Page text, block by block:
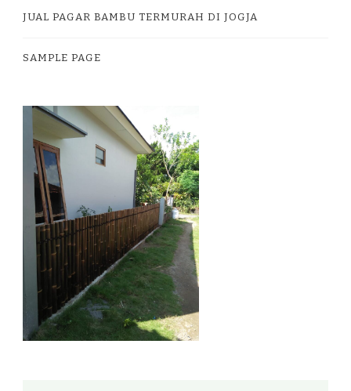
JUAL PAGAR BAMBU TERMURAH DI JOGJA
SAMPLE PAGE